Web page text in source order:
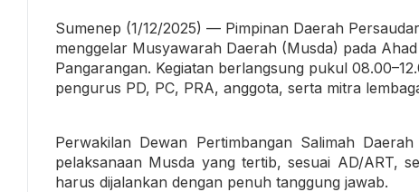
Sumenep (1/12/2025) — Pimpinan Daerah
menggelar Musyawarah Daerah (Musda) pada
Pangarangan. Kegiatan berlangsung pukul
pengurus PD, PC, PRA, anggota, serta mitra
Perwakilan Dewan Pertimbangan Salimah
pelaksanaan Musda yang tertib, sesuai AD/ART,
harus dijalankan dengan penuh tanggung jawab.